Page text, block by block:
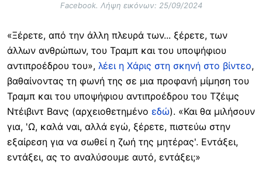
Facebook. Λήψη εικόνων: 25/09/2024
«Ξέρετε, από την άλλη πλευρά των... ξέρετε, των
άλλων ανθρώπων, του Τραμπ και του υποψήφιου
αντιπροέδρου του», λέει η Χάρις στη σκηνή στο βίντεο,
βαθαίνοντας τη φωνή της σε μια προφανή μίμηση του
Τραμπ και του υποψήφιου αντιπροέδρου του Τζέιμς
Ντέιβιντ Βανς (αρχειοθετημένο εδώ). «Και θα μιλήσουν
για, 'Ω, καλά ναι, αλλά εγώ, ξέρετε, πιστεύω στην
εξαίρεση για να σωθεί η ζωή της μητέρας'. Εντάξει,
εντάξει, ας το αναλύσουμε αυτό, εντάξει;»